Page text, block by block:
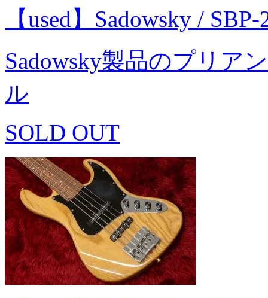
【used】Sadowsky /
Sadowsky製品のプリア
ル
SOLD OUT